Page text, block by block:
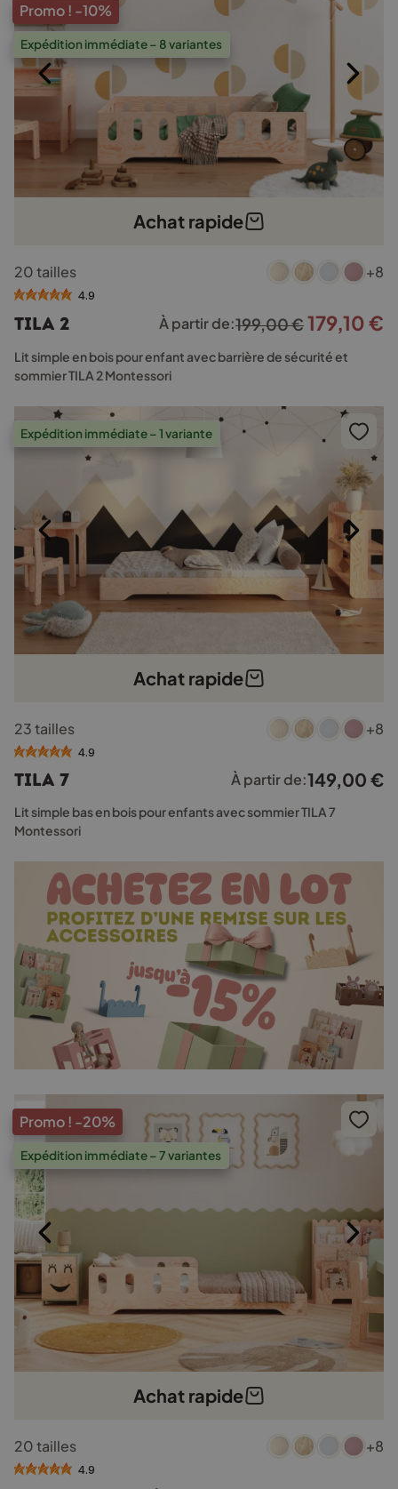
Promo ! -10%
Expédition immédiate – 8 variantes
Achat rapide
produit
a
variations.
Les
options
peuvent
être
choisies
sur
produit
20 tailles +8
4.9
TILA 2 À partir de:199,00€Le
prix
199,00 €.
179,10€
Lit simple en bois pour enfant avec barrière de sécurité et
sommier TILA 2 Montessori
Expédition immédiate – 1 variante
Achat rapide
produit
a
variations.
Les
options
peuvent
être
choisies
page
du
produit
23 tailles +8
4.9
TILA 7 À partir de:149,00 €
Lit simple bas en bois pour enfants avec sommier TILA 7
Montessori
Promo ! -20%
Expédition immédiate – 7 variantes
Achat rapide
produit
a
20 tailles +8
4.9